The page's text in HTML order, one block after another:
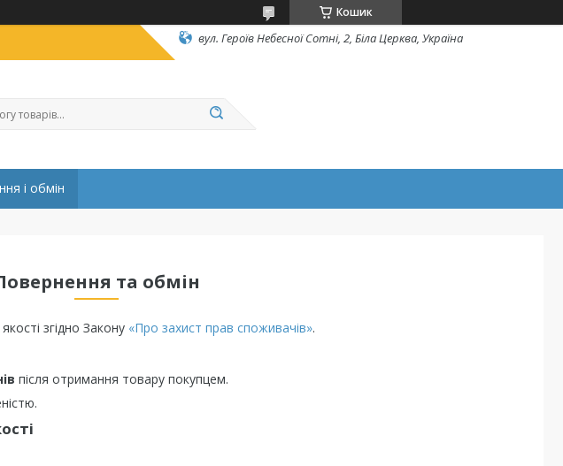
Кошик
вул. Героїв Небесної Сотні, 2, Біла Церква, Україна
і обмін
та обмін
згідно Закону «Про захист прав споживачів».
після отримання товару покупцем.